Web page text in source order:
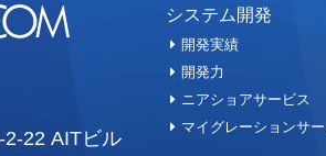
22 AITビル
システム開発
開発実績
開発力
ニアショアサービス
マイグレーションサ